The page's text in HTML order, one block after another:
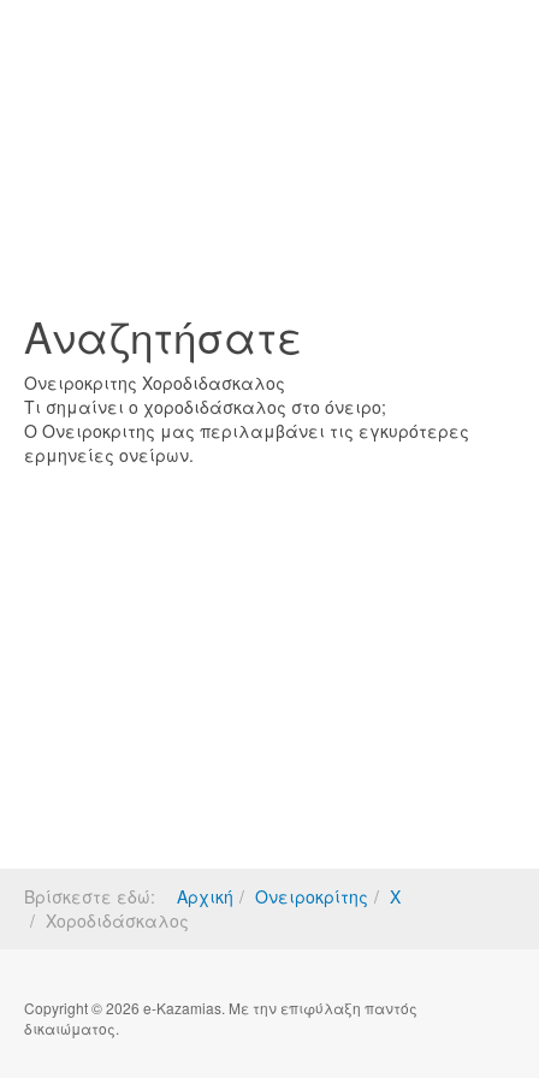
Αναζητήσατε
Ονειροκριτης Χοροδιδασκαλος
Τι σημαίνει ο χοροδιδάσκαλος στο όνειρο;
Ο Ονειροκριτης μας περιλαμβάνει τις εγκυρότερες
ερμηνείες ονείρων.
Βρίσκεστε εδώ: Αρχική Ονειροκρίτης
Χ
Χοροδιδάσκαλος
Copyright © 2026 e-Kazamias. Με την επιφύλαξη παντός
δικαιώματος.